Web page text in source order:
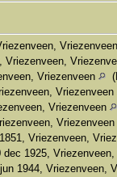
Vriezenveen
Vriezenveen,
Vriezenveen
Vriezenveen
Vriezenveen
Vriezenveen
Vriezenveen,
dec 1925,
1944, Vriezenveen,